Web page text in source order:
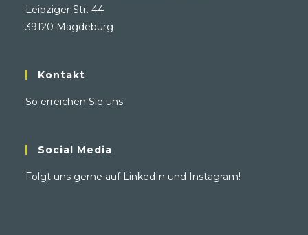
Leipziger Str. 44
39120 Magdeburg
Kontakt
So erreichen Sie uns
Social Media
Folgt uns gerne auf LinkedIn und Instagram!